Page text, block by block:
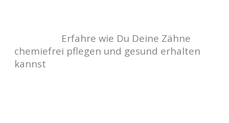
Erfahre wie Du Deine Zähne
chemiefrei pflegen und gesund erhalten
kannst